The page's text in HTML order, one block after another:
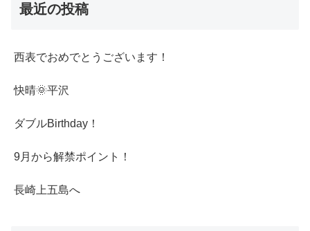
最近の投稿
西表でおめでとうございます！
快晴🌞平沢
ダブルBirthday！
9月から解禁ポイント！
長崎上五島へ